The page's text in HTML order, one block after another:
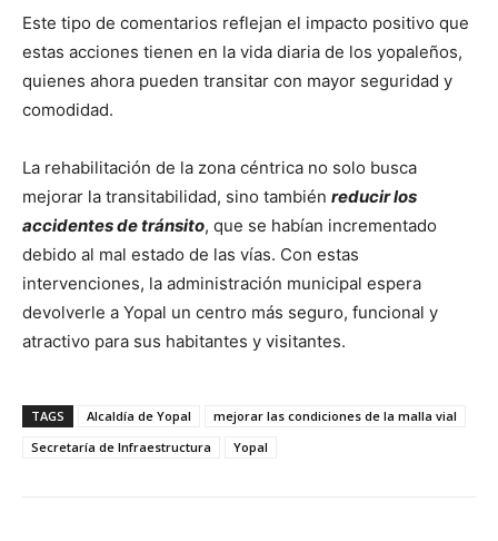
Este tipo de comentarios reflejan el impacto positivo que
estas acciones tienen en la vida diaria de los yopaleños,
quienes ahora pueden transitar con mayor seguridad y
comodidad.
La rehabilitación de la zona céntrica no solo busca
mejorar la transitabilidad, sino también reducir los
accidentes de tránsito, que se habían incrementado
debido al mal estado de las vías. Con estas
intervenciones, la administración municipal espera
devolverle a Yopal un centro más seguro, funcional y
atractivo para sus habitantes y visitantes.
TAGS Alcaldía de Yopal
mejorar las condiciones de la malla vial
Secretaría de Infraestructura
Yopal